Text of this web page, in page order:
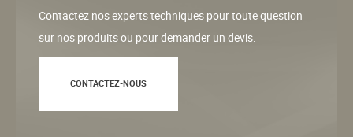
Contactez nos experts techniques pour toute question
sur nos produits ou pour demander un devis.
CONTACTEZ-NOUS